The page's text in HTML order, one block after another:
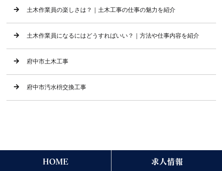
土木作業員の楽しさは？｜土木工事の仕事の魅力を紹介
土木作業員になるにはどうすればいい？｜方法や仕事内容を紹介
府中市土木工事
府中市汚水枡交換工事
HOME 求人情報